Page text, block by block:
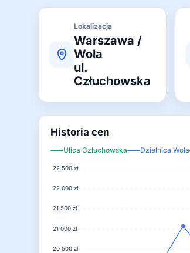
Lokalizacja
Warszawa /
Wola
ul.
Człuchowska
Historia cen
Ulica Człuchowska Dzielnica Wola
20 500 zł
21 000 zł
21 500 zł
22 000 zł
22 500 zł